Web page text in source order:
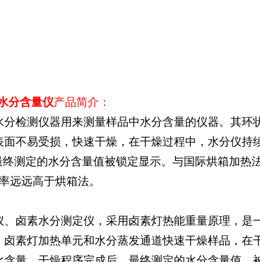
分含量仪产品简介：
检测仪器用来测量样品中水分含量的仪器。其环
不易受损，快速干燥，在干燥过程中，水分仪持
测定的水分含量值被锁定显示。与国际烘箱加热
远远高于烘箱法。
卤素水分测定仪，采用卤素灯热能重量原理，是
素灯加热单元和水分蒸发通道快速干燥样品，在